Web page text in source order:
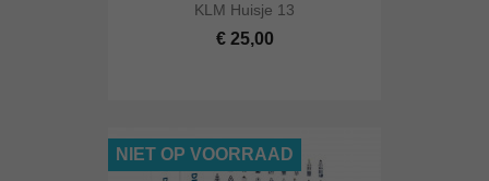
KLM Huisje 13
€ 25,00
NIET OP VOORRAAD